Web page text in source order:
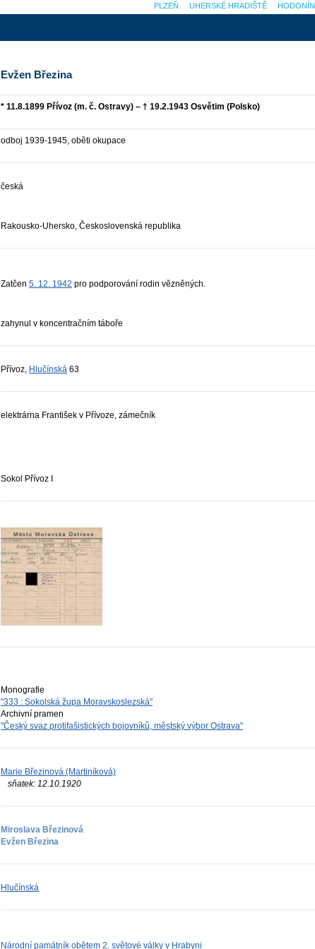
Evžen Březina
* 11.8.1899 Přívoz (m. č. Ostravy) – † 19.2.1943 Osvětim (Polsko)
odboj 1939-1945, oběti okupace
česká
Rakousko-Uhersko, Československá republika
Zatčen 5. 12. 1942 pro podporování rodin vězněných.
zahynul v koncentračním táboře
Přívoz, Hlučínská 63
elektrárna František v Přívoze, zámečník
Sokol Přívoz I
Monografie
"333 : Sokolská župa Moravskoslezská"
Archivní pramen
"Český svaz protifašistických bojovníků, městský výbor Ostrava"
Marie Březinová (Martiníková)
sňatek: 12.10.1920
Miroslava Březinová
Evžen Březina
Hlučínská
Národní památník obětem 2. světové války v Hrabyni
HODONÍN
UHERSKÉ HRADIŠTĚ
PLZEŇ